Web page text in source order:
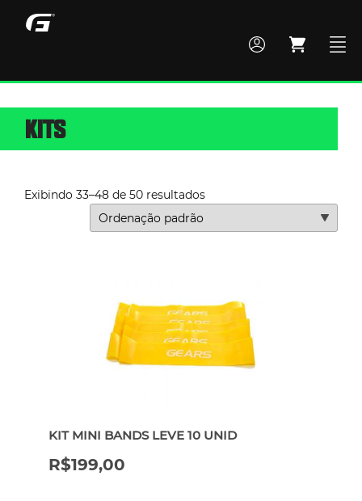
MONTE SEU BOX
TODOS OS PRODUTOS
CROSS TRAINING
HYROX
KITS
Exibindo 33–48 de 50 resultados
KIT MINI BANDS LEVE 10 UNID
R$199,00